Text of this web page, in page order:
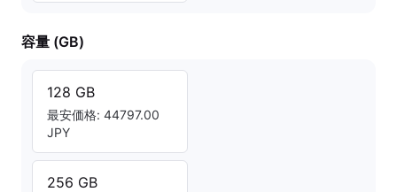
容量 (GB)
128 GB
最安価格: 44797.00
JPY
256 GB